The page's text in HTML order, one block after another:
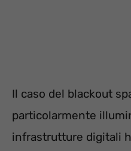
Il caso del blackout
particolarmente
infrastrutture digitali